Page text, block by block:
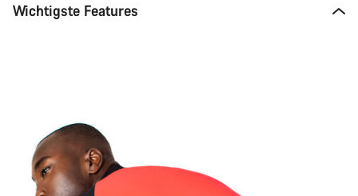
Wichtigste Features